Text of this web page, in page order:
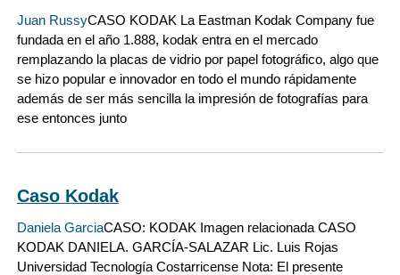
Juan RussyCASO KODAK La Eastman Kodak Company fue
fundada en el año 1.888, kodak entra en el mercado
remplazando la placas de vidrio por papel fotográfico, algo que
se hizo popular e innovador en todo el mundo rápidamente
además de ser más sencilla la impresión de fotografías para
ese entonces junto
Caso Kodak
Daniela GarciaCASO: KODAK Imagen relacionada CASO
KODAK DANIELA. GARCÍA-SALAZAR Lic. Luis Rojas
Universidad Tecnología Costarricense Nota: El presente